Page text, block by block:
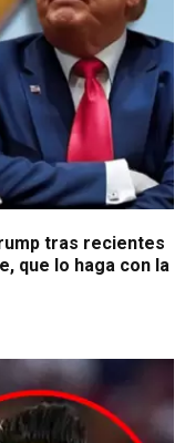
tras recientes
que lo haga con la